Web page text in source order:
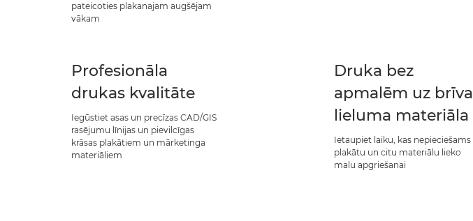
pateicoties plakanajam augšējam
vākam
Profesionāla
drukas kvalitāte
Iegūstiet asas un precīzas CAD/GIS
rasējumu līnijas un pievilcīgas
krāsas plakātiem un mārketinga
materiāliem
Druka bez
apmalēm uz brīva
lieluma materiāla
Ietaupiet laiku, kas nepieciešams
plakātu un citu materiālu lieko
malu apgriešanai